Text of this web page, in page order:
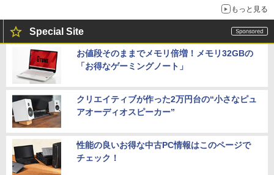
もっと見る
Special Site
お値段そのままでメモリ倍増！メモリ32GBの
「お得なゲーミングノート」
クリエイティブが作った2万円台の“小さなピュ
アオーディオスピーカー”
性能の良いお得な中古PC情報はこのページで
チェック！